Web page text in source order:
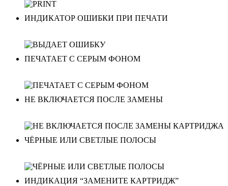
ИНДИКАТОР ОШИБКИ ПРИ ПЕЧАТИ
ПЕЧАТАЕТ С СЕРЫМ ФОНОМ
НЕ ВКЛЮЧАЕТСЯ ПОСЛЕ ЗАМЕНЫ
ЧЁРНЫЕ ИЛИ СВЕТЛЫЕ ПОЛОСЫ
ИНДИКАЦИЯ “ЗАМЕНИТЕ КАРТРИДЖ”